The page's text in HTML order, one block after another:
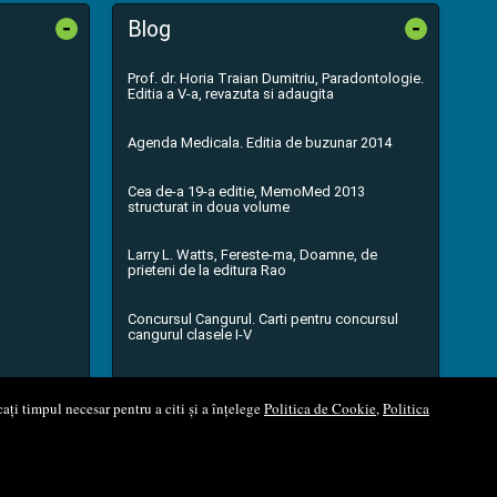
timpul necesar pentru a citi și a înțelegePolitica de Cookie,Politica
- Blog -
Prof. dr. Horia Traian Dumitriu, Paradontologie.
Editia a V-a, revazuta si adaugita
Agenda Medicala. Editia de buzunar 2014
Cea de-a 19-a editie, MemoMed 2013
structurat in doua volume
Larry L. Watts, Fereste-ma, Doamne, de
prieteni de la editura Rao
Concursul Cangurul. Carti pentru concursul
cangurul clasele I-V